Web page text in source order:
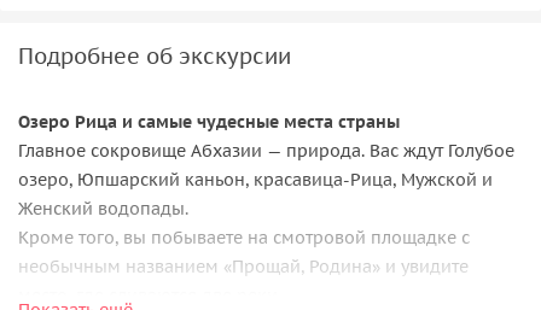
Подробнее об экскурсии
Озеро Рица и самые чудесные места страны
Главное сокровище Абхазии — природа. Вас ждут Голубое
озеро, Юпшарский каньон, красавица-Рица, Мужской и
Женский водопады.
Кроме того, вы побываете на смотровой площадке с
необычным названием «Прощай, Родина» и увидите